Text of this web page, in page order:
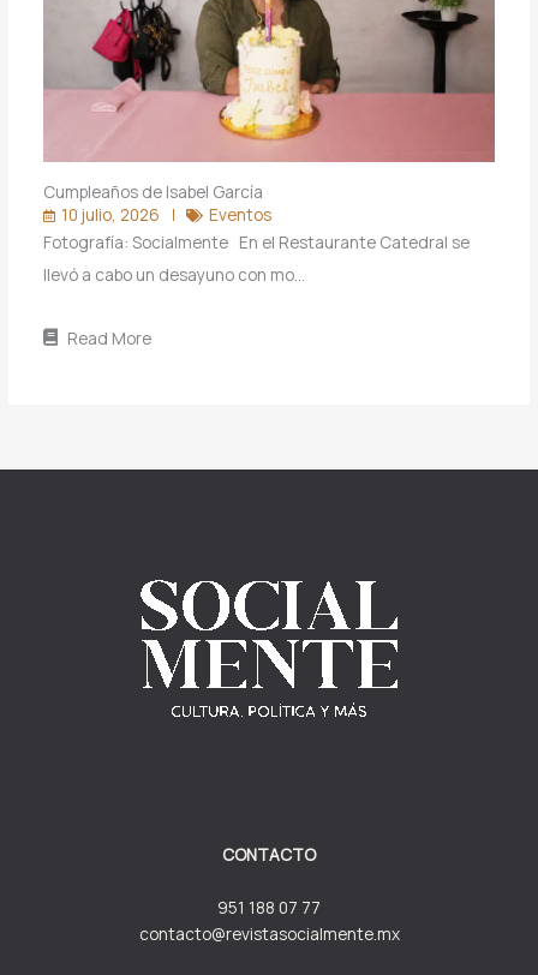
Cumpleaños de Isabel García
10 julio, 2026
Eventos
Fotografía: Socialmente En el Restaurante Catedral se
llevó a cabo un desayuno con mo…
Read More
CONTACTO
951 188 07 77
contacto@revistasocialmente.mx